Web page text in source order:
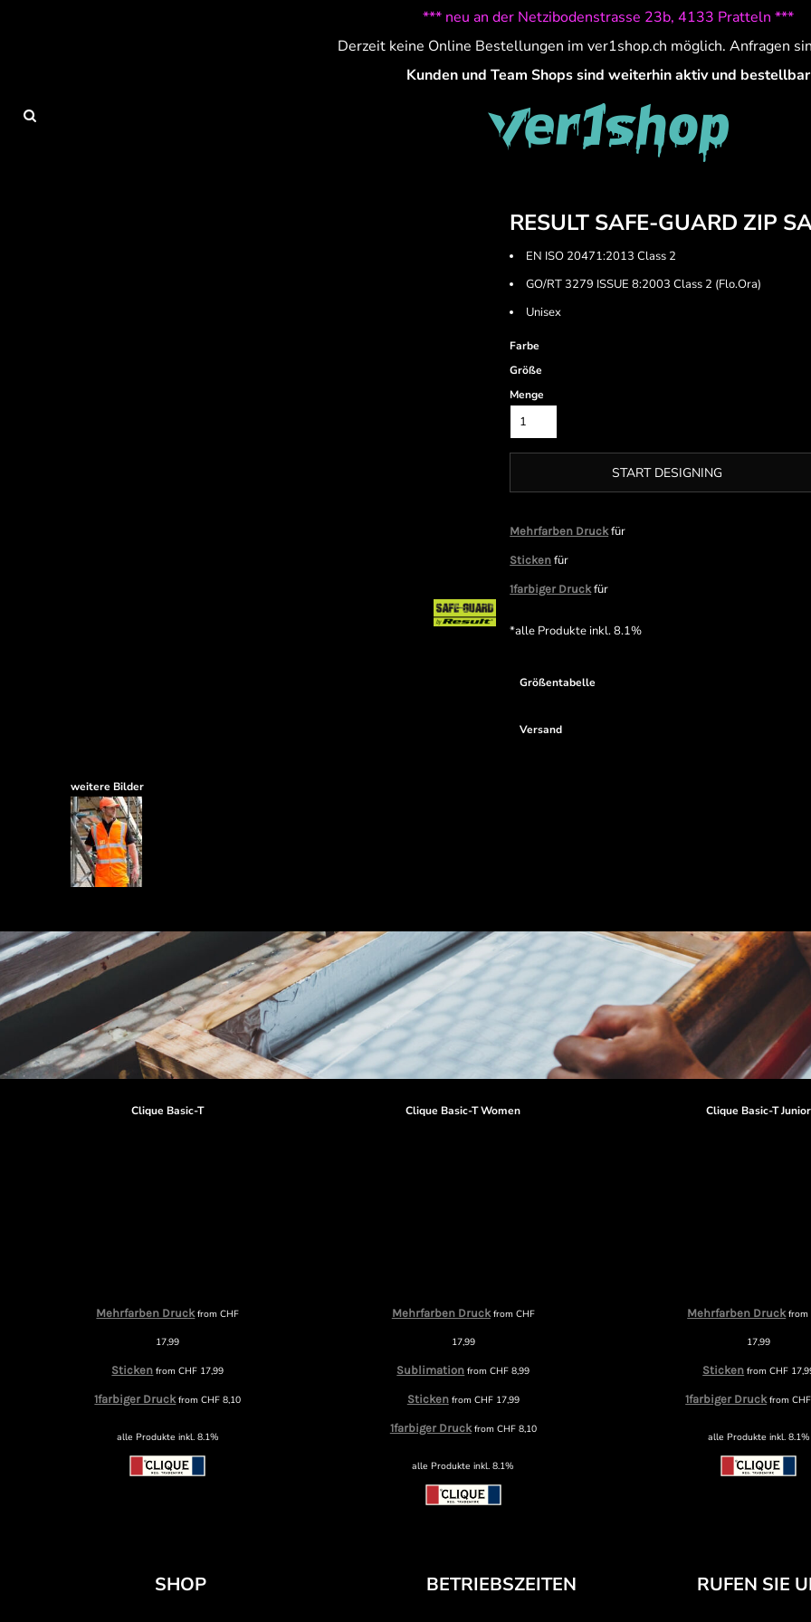
*** neu an der Netzibodenstrasse 23b, 4133 Pratteln ***
Derzeit keine Online Bestellungen im ver1shop.ch möglich. Anfragen
Kunden und Team Shops sind weiterhin aktiv und bestellbar
RESULT SAFE-GUARD ZIP
EN ISO 20471:2013 Class 2
GO/RT 3279 ISSUE 8:2003 Class 2 (Flo.Ora)
Unisex
Farbe
Größe
Menge
START DESIGNING
Mehrfarben Druckfür
Sticken für
1farbiger Druckfür
*alle Produkte inkl. 8.1%
Größentabelle
Versand
weitere Bilder
Clique Basic-T
Mehrfarben DruckfromCHF
17,99
Sticken fromCHF 17,99
1farbiger DruckfromCHF 8,10
alle Produkte inkl. 8.1%
Clique Basic-T Women
Mehrfarben Druckfrom CHF
17,99
Sublimation fromCHF 8,99
Stickenfrom CHF17,99
1farbiger Druckfrom CHF8,10
alle Produkte inkl. 8.1%
Clique Basic-T Junior
Mehrfarben Druckfrom
17,99
Sticken fromCHF
1farbiger DruckfromCHF
alle Produkte inkl. 8.1%
SHOP BETRIEBSZEITEN RUFEN SIE
Currency: